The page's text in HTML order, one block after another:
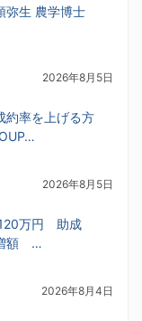
弥生 農学博士
2026年8月5日
約率を上げる方
2026年8月5日
万円 助成
額 …
2026年8月4日